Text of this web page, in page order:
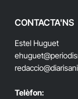
CONTACTA'NS
Estel Huguet
ehuguet
Telèfon: